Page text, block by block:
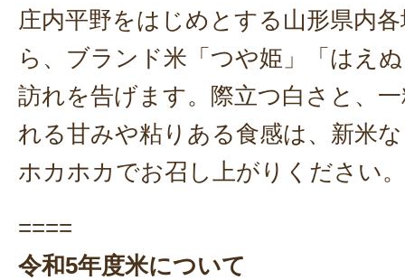
庄内平野をはじめとする山形県内
ら、ブランド米「つや姫」「はえ
訪れを告げます。際立つ白さと、
れる甘みや粘りある食感は、新米
ホカホカでお召し上がりください。
====
令和5年度米について